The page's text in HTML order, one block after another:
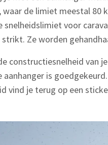
waar de limiet meestal 80
snelheidslimiet voor
Ze worden
constructiesnelheid van
aanhanger is
vind je terug op een